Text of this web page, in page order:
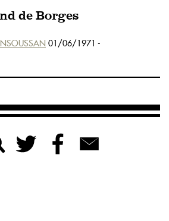
de Borges
01/06/1971 -